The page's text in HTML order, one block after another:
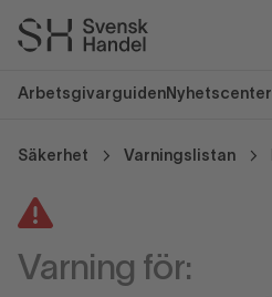
Arbetsgivarguiden Nyhetscenter
Säkerhet Varningslistan
Varning för: